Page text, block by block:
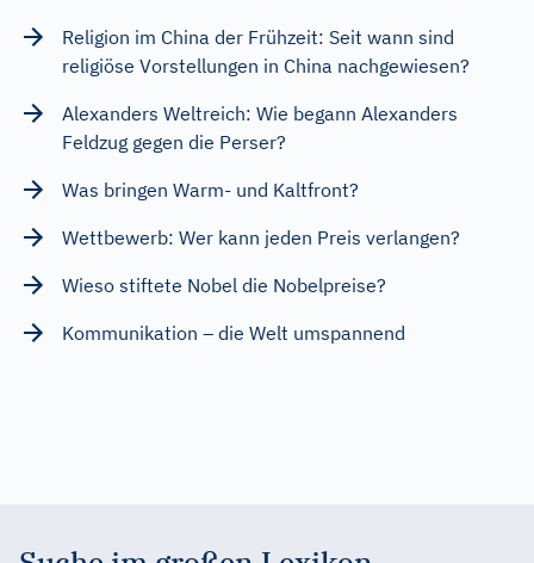
Religion im China der Frühzeit: Seit wann sind
religiöse Vorstellungen in China nachgewiesen?
Alexanders Weltreich: Wie begann Alexanders
Feldzug gegen die Perser?
Was bringen Warm- und Kaltfront?
Wettbewerb: Wer kann jeden Preis verlangen?
Wieso stiftete Nobel die Nobelpreise?
Kommunikation – die Welt umspannend